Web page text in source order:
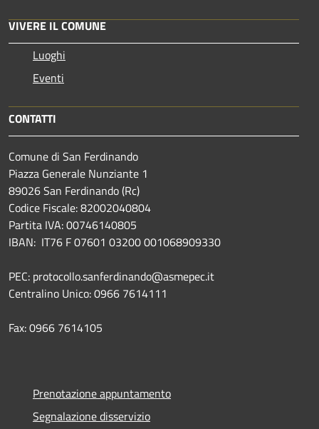
VIVERE IL COMUNE
Luoghi
Eventi
CONTATTI
Comune di San Ferdinando
Piazza Generale Nunziante 1
89026 San Ferdinando (Rc)
Codice Fiscale: 82002040804
Partita IVA: 00746140805
IBAN: IT76 F 07601 03200 001068909330
PEC: protocollo.sanferdinando@asmepec.it
Centralino Unico: 0966 7614111
Fax: 0966 7614105
Prenotazione appuntamento
Segnalazione disservizio